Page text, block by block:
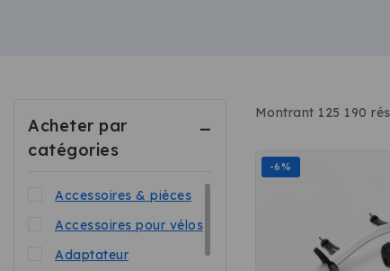
Montrant 125 190
-6%
Acheter par
catégories
Accessoires & pièces
Accessoires pour vélos
Adaptateur